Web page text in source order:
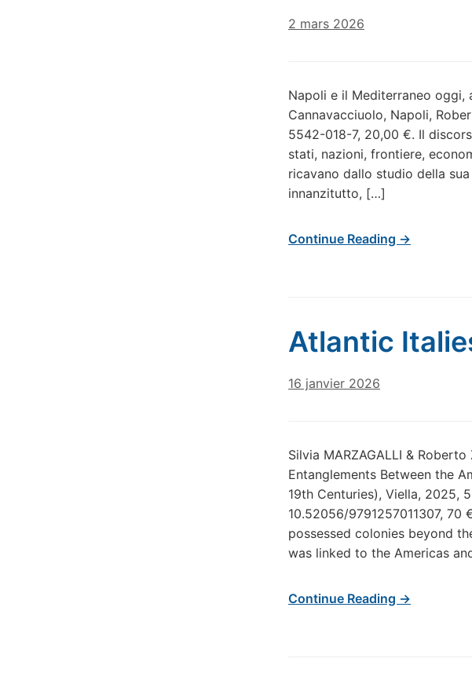
2 mars 2026
Napoli e il Mediterraneo oggi,
Cannavacciuolo, Napoli,
5542-018-7, 20,00 €. Il
stati, nazioni, frontiere,
ricavano dallo studio della
innanzitutto, […]
Continue Reading →
Atlantic
16 janvier 2026
Silvia MARZAGALLI &
Entanglements Between the
19th Centuries), Viella, 2025,
10.52056/9791257011307,
possessed colonies beyond
was linked to the Americas
Continue Reading →